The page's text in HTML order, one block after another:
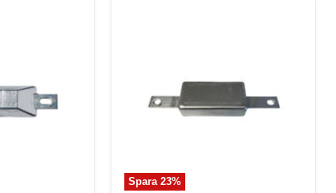
Spara23%